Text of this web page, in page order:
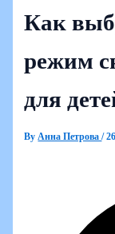
Как
режим
для
ByАнна Петрова/